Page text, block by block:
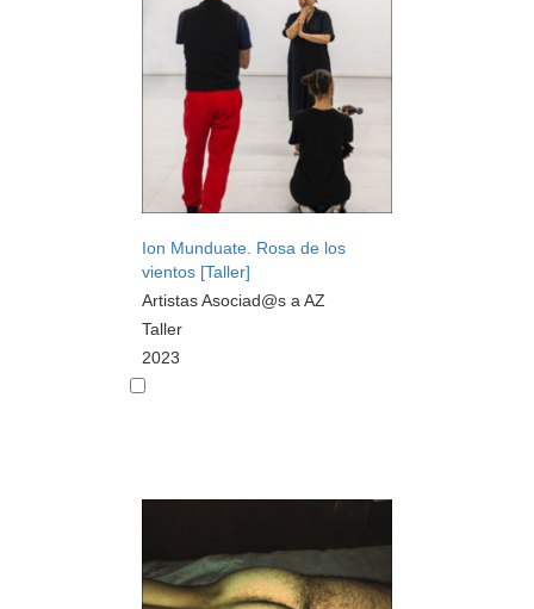
Ion Munduate. Rosa de los
vientos [Taller]
Artistas Asociad@s a AZ
Taller
2023